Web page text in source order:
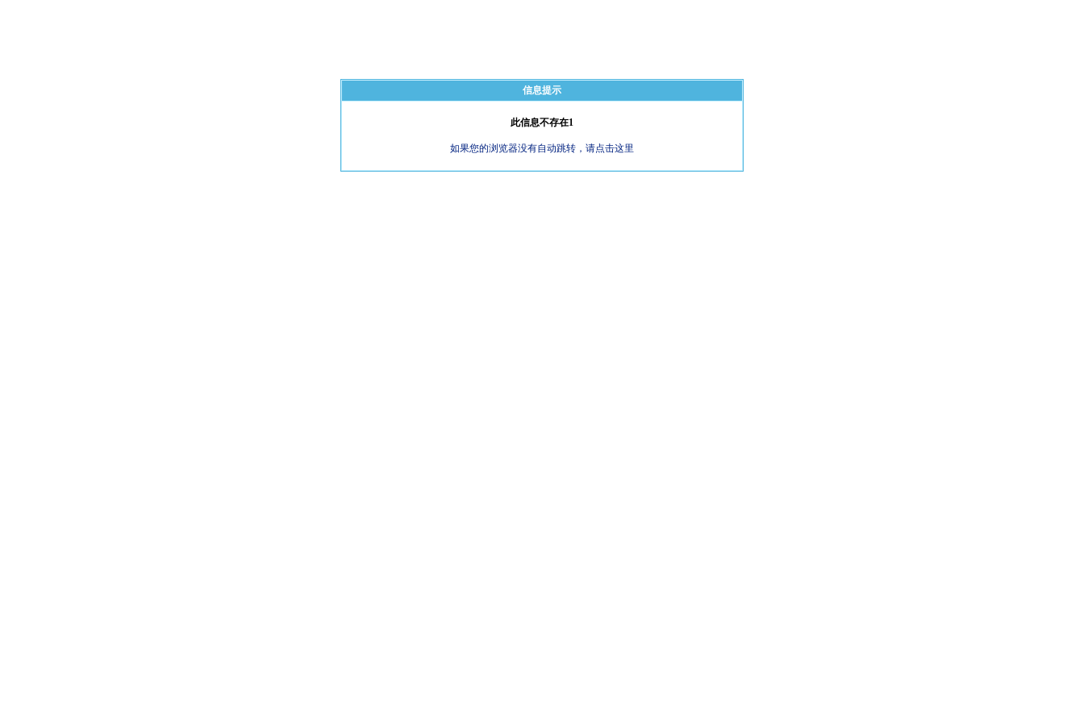
信息提示
此信息不存在1
如果您的浏览器没有自动跳转，请点击这里